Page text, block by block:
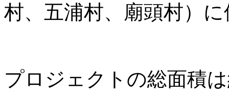
村、五浦村、廟頭村）
プロジェクトの総面積